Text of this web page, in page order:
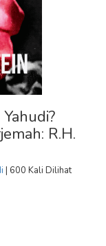
R.H.
| 600 Kali Dilihat